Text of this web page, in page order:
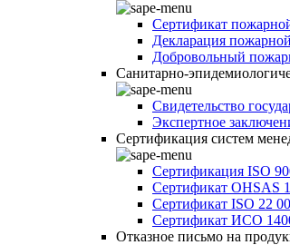
Сертификат
Декларация
Добровольный
Санитарно-
Свидетельство
Экспертное
Сертификация систем
Сертификация ISO
Сертификат OHSAS
Сертификат ISO 22
Сертификат ИСО
Отказное письмо на